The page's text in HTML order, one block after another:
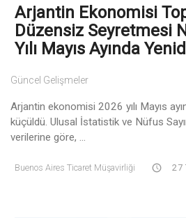
Arjantin Ekonomisi
Düzensiz Seyretmesi
Yılı Mayıs Ayında
Güncel Gelişmeler
Arjantin ekonomisi 2026 yılı Mayıs
küçüldü. Ulusal İstatistik ve Nüfus
verilerine göre, ...
Buenos Aires Ticaret Müşavirliği 27